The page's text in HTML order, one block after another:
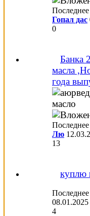
Гопал дас
0
Банка
масла
года
Лю
13
куплю
08.01.2025
4